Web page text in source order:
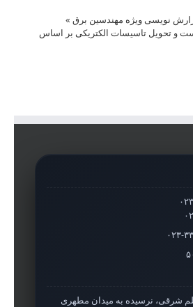
نویسی ویژه مهندسین برق »
و تحویل تاسیسات الکتریکی بر اساس
شرقی، نرسیده به میدان مطهری